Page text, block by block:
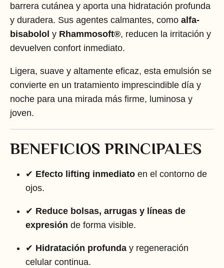
barrera cutánea y aporta una hidratación profunda
y duradera. Sus agentes calmantes, como alfa-
bisabolol y Rhammosoft®, reducen la irritación y
devuelven confort inmediato.
Ligera, suave y altamente eficaz, esta emulsión se
convierte en un tratamiento imprescindible día y
noche para una mirada más firme, luminosa y
joven.
BENEFICIOS PRINCIPALES
✔ Efecto lifting inmediatoen el contorno de
ojos.
✔ Reduce bolsas, arrugas y líneas de
expresión de forma visible.
✔ Hidratación profunday regeneración
celular continua.